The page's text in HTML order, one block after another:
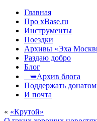
Главная
Про xBase.ru
Инструменты
Поездки
Архивы «Эха
Раздаю добро
Блог
➥Архив блога
Поддержать донатом
И почта
« «Крутой»